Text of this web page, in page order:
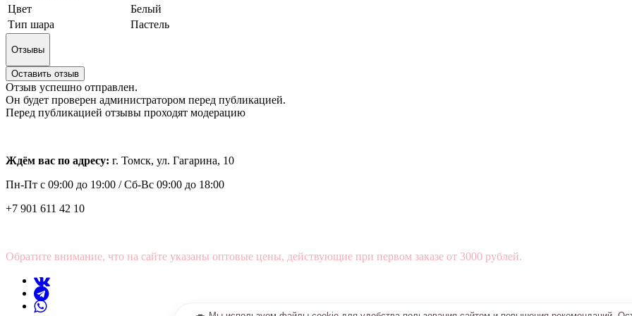
Цвет
Белый
Тип шара
Пастель
Отзывы
Оставить отзыв
Отзыв успешно отправлен.
Он будет проверен администратором перед публикацией.
Перед публикацией отзывы проходят модерацию
Ждём вас по адресу: г. Томск, ул. Гагарина, 10
Пн-Пт с 09:00 до 19:00 /Сб-Вс 09:00 до 18:00
+7 901 611 42 10
Обратите внимание, что на сайте указаны оптовые цены, действующие при первом заказе от 3000 рублей.